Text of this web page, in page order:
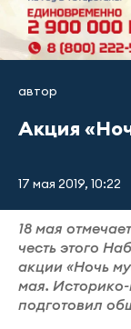
автор
Акция
17 мая 2019, 10:22
18 мая
честь этого
акции «Ночь
мая.
подготовил